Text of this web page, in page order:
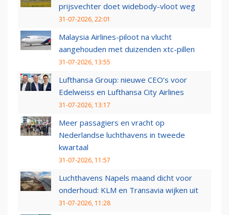
prijsvechter doet widebody-vloot weg
31-07-2026, 22:01
Malaysia Airlines-piloot na vlucht
aangehouden met duizenden xtc-pillen
31-07-2026, 13:55
Lufthansa Group: nieuwe CEO’s voor
Edelweiss en Lufthansa City Airlines
31-07-2026, 13:17
Meer passagiers en vracht op
Nederlandse luchthavens in tweede
kwartaal
31-07-2026, 11:57
Luchthavens Napels maand dicht voor
onderhoud: KLM en Transavia wijken uit
31-07-2026, 11:28